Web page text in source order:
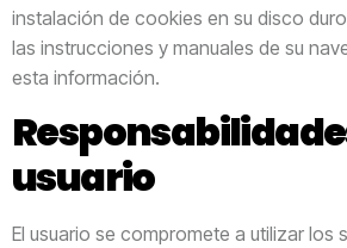
instalación de cookies en su disco
las instrucciones y manuales de su
esta información.
usuario
El usuario se compromete a utilizar los